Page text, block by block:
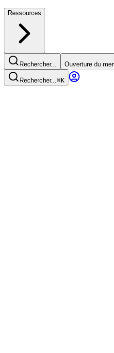
Ressources
Rechercher... Ouverture du
Rechercher...⌘K